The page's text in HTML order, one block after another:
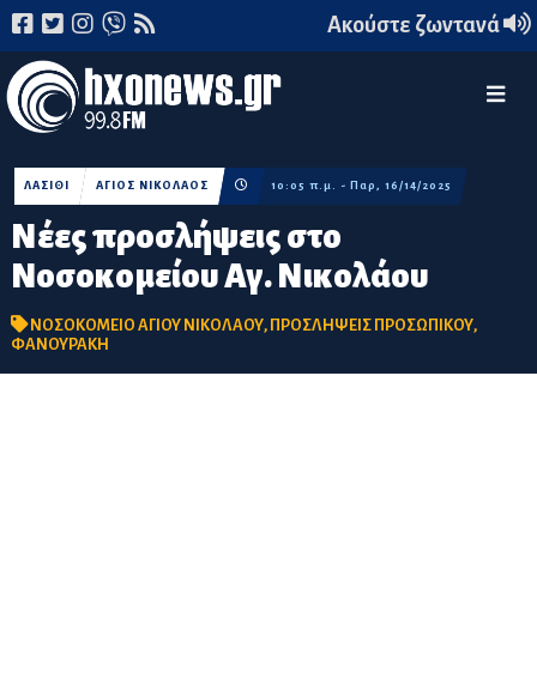
Ακούστε ζωντανά
Νέες προσλήψεις στο
Νοσοκομείου Αγ. Νικολάου
ΛΑΣΙΘΙ ΑΓΙΟΣ ΝΙΚΟΛΑΟΣ 10:05 π.μ. - Παρ, 16/14/2025
ΝΟΣΟΚΟΜΕΙΟ ΑΓΙΟΥ ΝΙΚΟΛΑΟΥ, ΠΡΟΣΛΗΨΕΙΣ ΠΡΟΣΩΠΙΚΟΥ,
ΦΑΝΟΥΡΑΚΗ